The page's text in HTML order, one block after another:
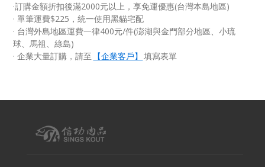
·訂購金額折扣後滿2000元以上，享免運優惠(台灣本島地區)
· 單筆運費$225，統一使用黑貓宅配
· 台灣外島地區運費一律400元/件(澎湖與金門部分地區、小琉
球、馬祖、綠島)
·企業大量訂購，請至 【企業客戶】 填寫表單